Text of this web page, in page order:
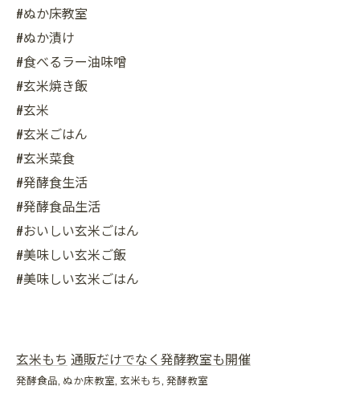
#ぬか床教室
#ぬか漬け
#食べるラー油味噌
#玄米焼き飯
#玄米
#玄米ごはん
#玄米菜食
#発酵食生活
#発酵食品生活
#おいしい玄米ごはん
#美味しい玄米ご飯
#美味しい玄米ごはん
玄米もち 通販だけでなく発酵教室も開催
発酵食品 ぬか床教室 玄米もち 発酵教室